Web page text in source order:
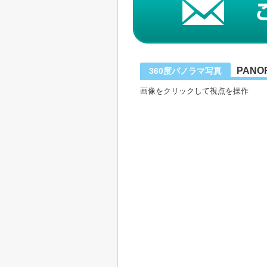
360度パノラマ写真
画像をクリックして視点を操作